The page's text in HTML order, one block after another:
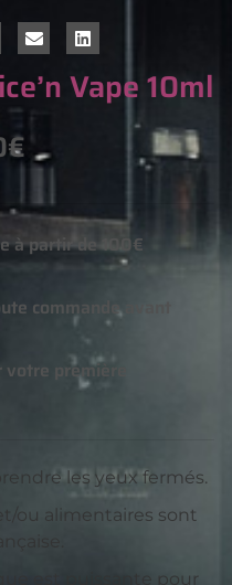
Vape 10ml
€
à partir de 100€
commande avant
première
les yeux fermés.
ou alimentaires sont
est puissante pour